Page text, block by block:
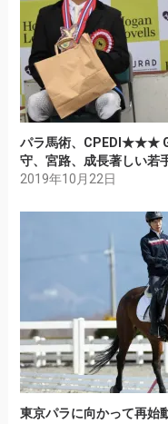
パラ馬術、CPEDI★★★
守、宮路、成長著しい若
2019年10月22日
東京パラに向かって再